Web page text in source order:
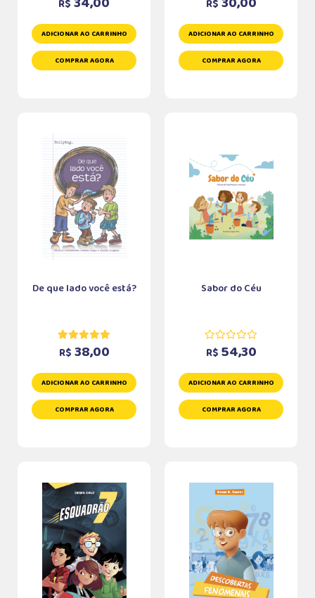
R$
ADICIONAR AO CARRINHO
COMPRAR AGORA
R$
ADICIONAR AO CARRINHO
COMPRAR AGORA
De que lado você está?
R$ 38,00
ADICIONAR AO CARRINHO
COMPRAR AGORA
Sabor do Céu
R$ 54,30
ADICIONAR AO CARRINHO
COMPRAR AGORA